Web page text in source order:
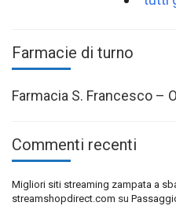
Farmacie di turno
Farmacia S. Francesco –
Commenti recenti
Migliori siti streaming zampata a
streamshopdirect.com su